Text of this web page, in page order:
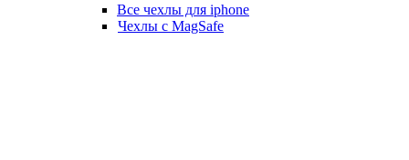
Все чехлы для iphone
Чехлы с MagSafe